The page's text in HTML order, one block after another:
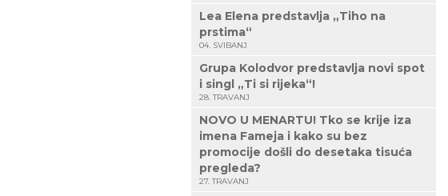
Lea Elena predstavlja „Tiho na
prstima“
04. SVIBANJ
Grupa Kolodvor predstavlja novi spot
i singl „Ti si rijeka“!
28. TRAVANJ
NOVO U MENARTU! Tko se krije iza
imena Fameja i kako su bez
promocije došli do desetaka tisuća
pregleda?
27. TRAVANJ